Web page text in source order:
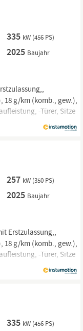
335 kW (456 PS)
2025 Baujahr
18 g/km (komb., gew.),
-Türer, Sitze
finanzieren.
Rückgaberecht und
257 kW (350 PS)
2025 Baujahr
Erstzulassung,,
18 g/km (komb., gew.),
-Türer, Sitze
finanzieren.
Rückgaberecht und
335 kW (456 PS)